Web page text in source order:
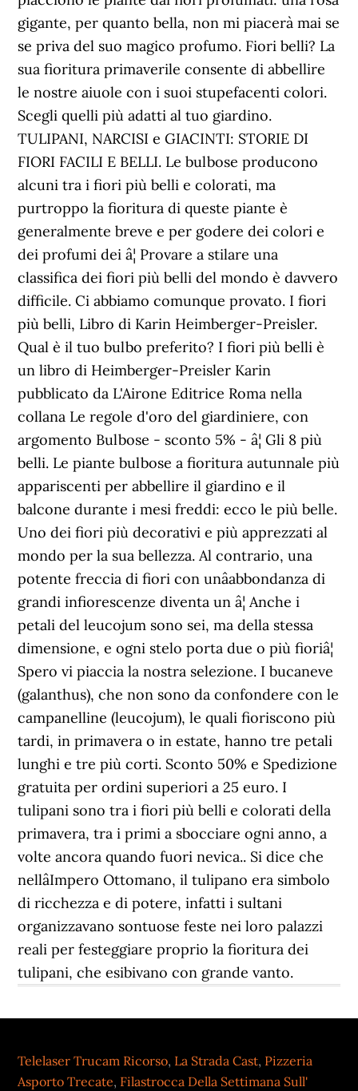
gigante, per quanto bella, non mi piacerà mai se
se priva del suo magico profumo. Fiori belli? La
sua fioritura primaverile consente di abbellire
le nostre aiuole con i suoi stupefacenti colori.
Scegli quelli più adatti al tuo giardino.
TULIPANI, NARCISI e GIACINTI: STORIE DI
FIORI FACILI E BELLI. Le bulbose producono
alcuni tra i fiori più belli e colorati, ma
purtroppo la fioritura di queste piante è
generalmente breve e per godere dei colori e
dei profumi dei â¦ Provare a stilare una
classifica dei fiori più belli del mondo è davvero
difficile. Ci abbiamo comunque provato. I fiori
più belli, Libro di Karin Heimberger-Preisler.
Qual è il tuo bulbo preferito? I fiori più belli è
un libro di Heimberger-Preisler Karin
pubblicato da L'Airone Editrice Roma nella
collana Le regole d'oro del giardiniere, con
argomento Bulbose - sconto 5% - â¦ Gli 8 più
belli. Le piante bulbose a fioritura autunnale più
appariscenti per abbellire il giardino e il
balcone durante i mesi freddi: ecco le più belle.
Uno dei fiori più decorativi e più apprezzati al
mondo per la sua bellezza. Al contrario, una
potente freccia di fiori con unâabbondanza di
grandi infiorescenze diventa un â¦ Anche i
petali del leucojum sono sei, ma della stessa
dimensione, e ogni stelo porta due o più fioriâ¦
Spero vi piaccia la nostra selezione. I bucaneve
(galanthus), che non sono da confondere con le
campanelline (leucojum), le quali fioriscono più
tardi, in primavera o in estate, hanno tre petali
lunghi e tre più corti. Sconto 50% e Spedizione
gratuita per ordini superiori a 25 euro. I
tulipani sono tra i fiori più belli e colorati della
primavera, tra i primi a sbocciare ogni anno, a
volte ancora quando fuori nevica.. Si dice che
nellâImpero Ottomano, il tulipano era simbolo
di ricchezza e di potere, infatti i sultani
organizzavano sontuose feste nei loro palazzi
reali per festeggiare proprio la fioritura dei
tulipani, che esibivano con grande vanto.
Telelaser Trucam Ricorso, La Strada Cast, Pizzeria
Asporto Trecate, Filastrocca Della Settimana Sull'